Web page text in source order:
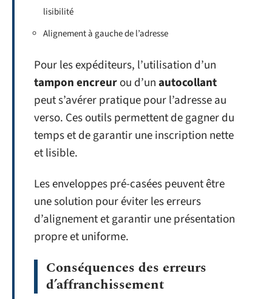
lisibilité
Alignement à gauche de l’adresse
Pour les expéditeurs, l’utilisation d’un
tampon encreurou d’unautocollant
peut s’avérer pratique pour l’adresse au
verso. Ces outils permettent de gagner du
temps et de garantir une inscription nette
et lisible.
Les enveloppes pré-casées peuvent être
une solution pour éviter les erreurs
d’alignement et garantir une présentation
propre et uniforme.
Conséquences des erreurs
d’affranchissement